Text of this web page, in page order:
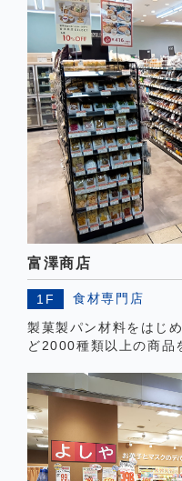
富澤商店
1F
食材専門店
製菓製パン材料をはじ
ど2000種類以上の商品
えいたします。